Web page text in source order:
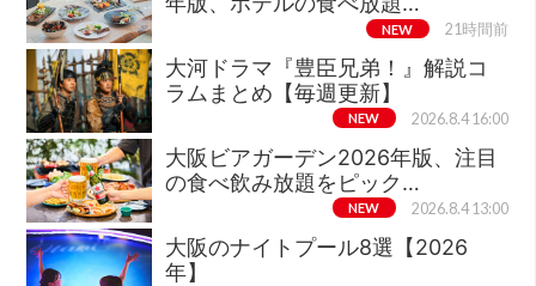
NEW 21時間前
大河ドラマ『豊臣兄弟！』解説コ
ラムまとめ【毎週更新】
NEW 2026.8.4 16:00
大阪ビアガーデン2026年版、注目
の食べ飲み放題をピック…
NEW 2026.8.4 13:00
大阪のナイトプール8選【2026
年】